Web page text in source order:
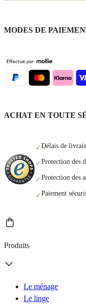
MODES DE
ACHAT EN TOUTE
✓Délais de
✓Protection des
✓Protection des
✓Paiement
Produits
Le ménage
Le linge